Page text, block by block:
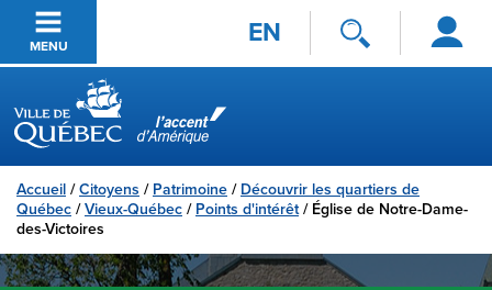
Passer au contenu principal
MENU EN
Se
connecter
Ville de Québec
Accueil /Citoyens / Patrimoine / Découvrir les quartiers de
Québec /Vieux-Québec / Points d'intérêt/ Église de Notre-Dame-
des-Victoires